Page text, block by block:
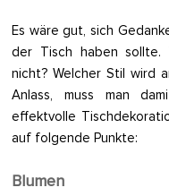
Es wäre gut, sich
der Tisch haben
nicht? Welcher Stil wird
Anlass, muss man
effektvolle
auf folgende Punkte:
Blumen